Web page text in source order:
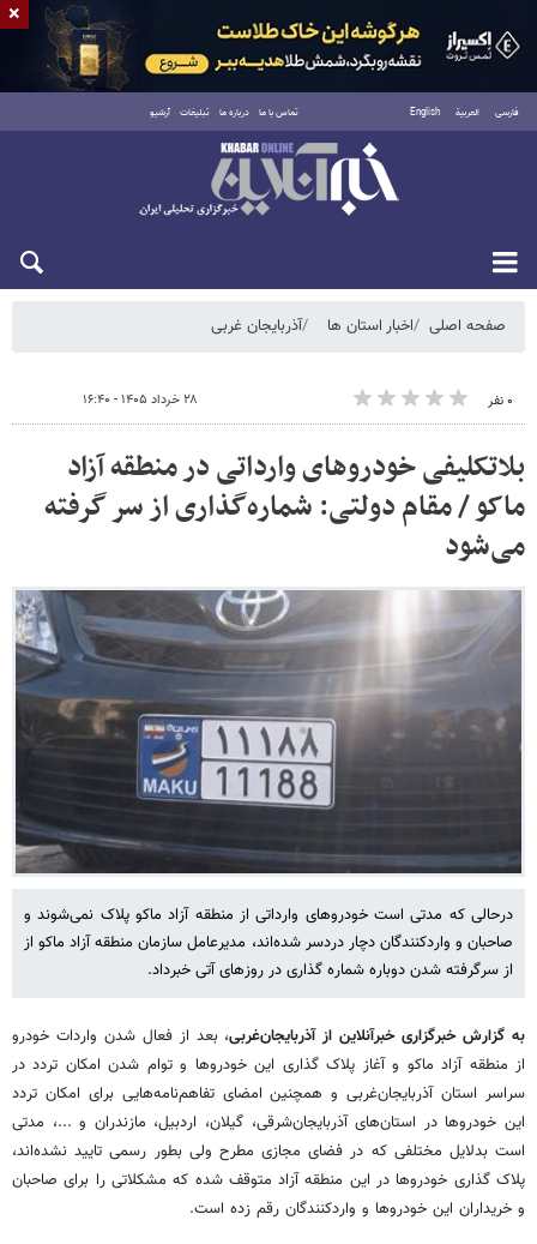
فارسی العربية English تماس با ما درباره ما تبلیغات آرشیو
یکشنبه ۱۸ مرداد ۱۴۰۵
صفحه اصلی اخبار استان ها آذربایجان غربی
۰ نفر ۲۸ خرداد ۱۴۰۵ - ۱۶:۴۰
بلاتکلیفی خودروهای وارداتی در منطقه آزاد
ماکو / مقام دولتی: شماره‌گذاری از سر گرفته
می‌شود
درحالی که مدتی است خودروهای وارداتی از منطقه آزاد ماکو پلاک نمی‌شوند و
صاحبان و واردکنندگان دچار دردسر شده‌اند، مدیرعامل سازمان منطقه آزاد ماکو از
از سرگرفته شدن دوباره شماره گذاری در روزهای آتی خبرداد.
به گزارش خبرگزاری خبرآنلاین از آذربایجان‌غربی، بعد از فعال شدن واردات خودرو
از منطقه آزاد ماکو و آغاز پلاک گذاری این خودروها و توام شدن امکان تردد در
سراسر استان آذربایجان‌غربی و همچنین امضای تفاهم‌نامه‌هایی برای امکان تردد
این خودروها در استان‌های آذربایجان‌شرقی، گیلان، اردبیل، مازندران و ...، مدتی
است بدلایل مختلفی که در فضای مجازی مطرح ولی بطور رسمی تایید نشده‌اند،
پلاک گذاری خودروها در این منطقه آزاد متوقف شده که مشکلاتی را برای صاحبان
و خریداران این خودروها و واردکنندگان رقم زده است.
×